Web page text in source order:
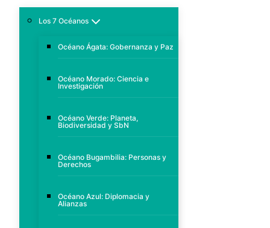
Los 7 Océanos
Océano Ágata: Gobernanza y Paz
Océano Morado: Ciencia e
Investigación
Océano Verde: Planeta,
Biodiversidad y SbN
Océano Bugambilia: Personas y
Derechos
Océano Azul: Diplomacia y
Alianzas